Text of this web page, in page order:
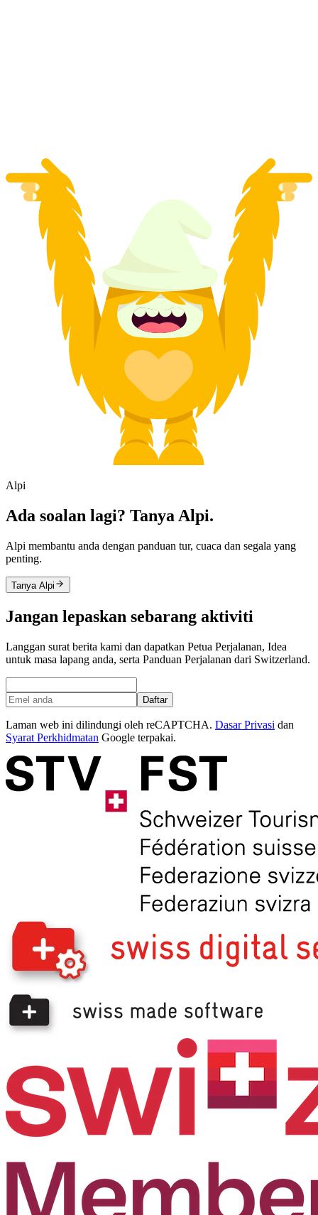
Alpi
Ada soalan lagi? Tanya Alpi.
Alpi membantu anda dengan panduan tur, cuaca dan segala yang
penting.
Tanya Alpi
Jangan lepaskan sebarang aktiviti
Langgan surat berita kami dan dapatkan Petua Perjalanan, Idea
untuk masa lapang anda, serta Panduan Perjalanan dari Switzerland.
Daftar
Laman web ini dilindungi oleh reCAPTCHA. Dasar Privasi dan
Syarat Perkhidmatan Google terpakai.